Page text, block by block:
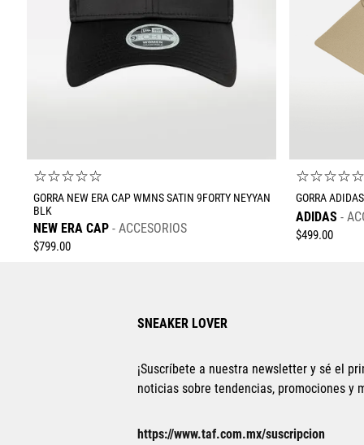
☆☆☆☆☆
GORRA NEW ERA CAP WMNS SATIN 9FORTY NEYYAN
BLK
NEW ERA CAP ACCESORIOS
$799.00
UNI
☆☆☆☆
GORRA
ADIDAS
$499.00
SNEAKER LOVER
¡Suscríbete a nuestra newsletter y sé el
noticias sobre tendencias, promociones y
https://www.taf.com.mx/suscripcion